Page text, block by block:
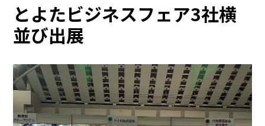
とよたビジネスフェア3社横
並び出展